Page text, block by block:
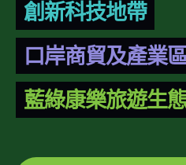
創新科技地帶
口岸商貿及產業
藍綠康樂旅遊生